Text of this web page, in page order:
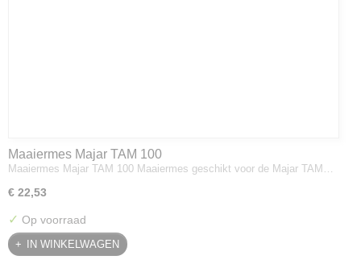
Maaiermes Majar TAM 100
Maaiermes Majar TAM 100 Maaiermes geschikt voor de Majar TAM…
€ 22,53
✓ Op voorraad
IN WINKELWAGEN